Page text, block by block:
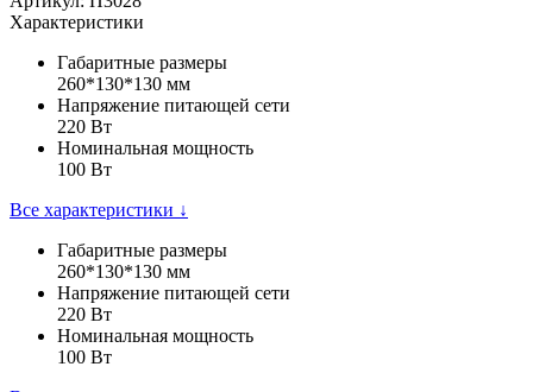
Характеристики
Габаритные размеры
260*130*130 мм
Напряжение питающей сети
220 Вт
Номинальная мощность
100 Вт
Все характеристики ↓
Габаритные размеры
260*130*130 мм
Напряжение питающей сети
220 Вт
Номинальная мощность
100 Вт